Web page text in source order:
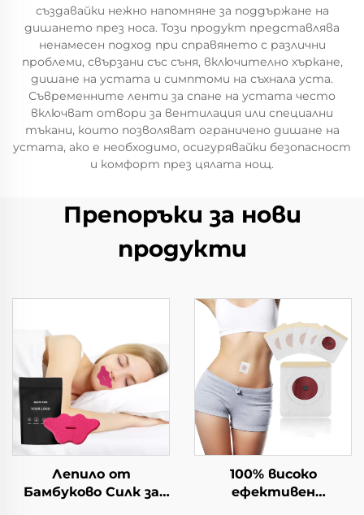
създавайки нежно напомняне за поддържане на
дишането през носа. Този продукт представлява
ненамесен подход при справянето с различни
проблеми, свързани със съня, включително хъркане,
дишане на устата и симптоми на съхнала уста.
Съвременните ленти за спане на устата често
включват отвори за вентилация или специални
тъкани, които позволяват ограничено дишане на
устата, ако е необходимо, осигурявайки безопасност
и комфорт през цялата нощ.
Препоръки за нови
продукти
Лепило от
Бамбуково Силк за
100% високо
ефективен